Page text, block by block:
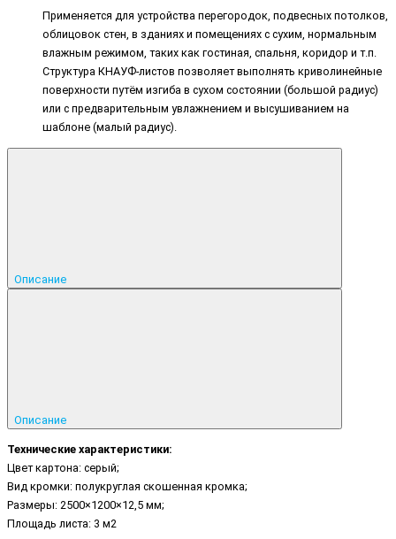
Применяется для устройства перегородок, подвесных потолков,
облицовок стен, в зданиях и помещениях с сухим, нормальным
влажным режимом, таких как гостиная, спальня, коридор и т.п.
Структура КНАУФ-листов позволяет выполнять криволинейные
поверхности путём изгиба в сухом состоянии (большой радиус)
или с предварительным увлажнением и высушиванием на
шаблоне (малый радиус).
Описание
Описание
Технические характеристики:
Цвет картона: серый;
Вид кромки: полукруглая скошенная кромка;
Размеры: 2500×1200×12,5 мм;
Площадь листа: 3 м2